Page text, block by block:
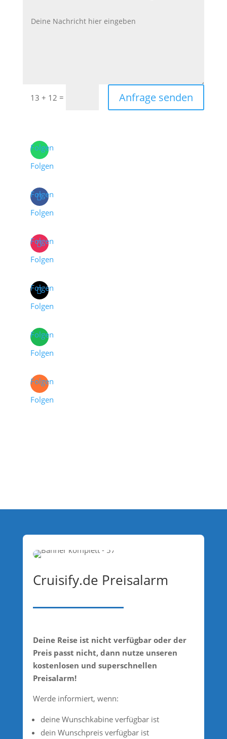
13 + 12 = Anfrage senden
Folgen
Folgen
Folgen
Folgen
Folgen
Folgen
Folgen
Folgen
Folgen
Folgen
Folgen
Folgen
Cruisify.de Preisalarm
Deine Reise ist nicht verfügbar oder der
Preis passt nicht, dann nutze unseren
kostenlosen und superschnellen
Preisalarm!
Werde informiert, wenn:
deine Wunschkabine verfügbar ist
dein Wunschpreis verfügbar ist